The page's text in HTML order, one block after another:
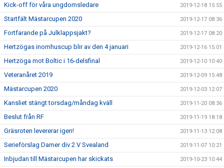
Kick-off för våra ungdomsledare 2019-12-18 15:55
Startfält Mästarcupen 2020 2019-12-17 08:36
Fortfarande på Julklappsjakt? 2019-12-17 08:20
Hertzögas inomhuscup blir av den 4 januari 2019-12-16 15:01
Hertzöga mot Boltic i 16-delsfinal 2019-12-10 10:40
Veteranåret 2019 2019-12-09 15:48
Mästarcupen 2020 2019-12-03 12:07
Kansliet stängt torsdag/måndag kväll 2019-11-20 08:36
Beslut från RF 2019-11-19 18:18
Gräsroten levererar igen! 2019-11-13 12:08
Serieförslag Damer div 2 V Svealand 2019-11-07 10:21
Inbjudan till Mästarcupen har skickats 2019-10-23 10:44